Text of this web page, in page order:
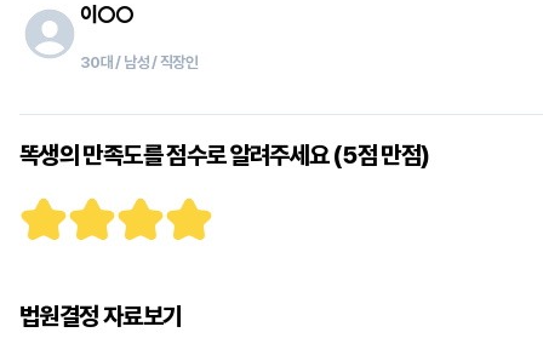
이○○
30대 / 남성 / 직장인
똑생의 만족도를 점수로 알려주세요 (5점 만점)
법원결정 자료보기